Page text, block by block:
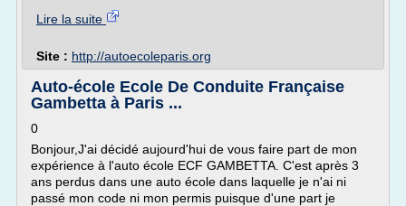
Lire la suite
Site : http://autoecoleparis.org
Auto-école Ecole De Conduite Française
Gambetta à Paris ...
0
Bonjour,J'ai décidé aujourd'hui de vous faire part de mon
expérience à l'auto école ECF GAMBETTA. C'est après 3
ans perdus dans une auto école dans laquelle je n'ai ni
passé mon code ni mon permis puisque d'une part je